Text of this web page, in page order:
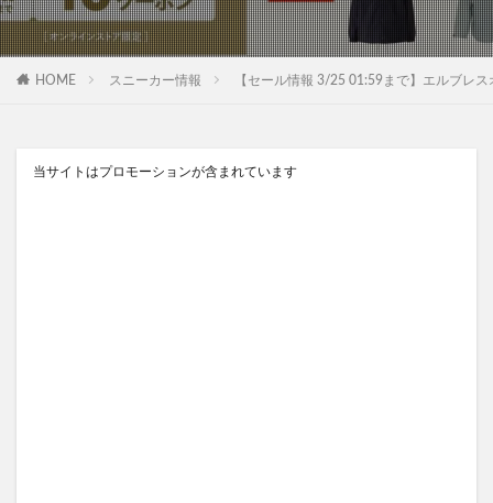
HOME スニーカー情報 【セール情報 3/25 01:59まで】エルブレ
当サイトはプロモーションが含まれています